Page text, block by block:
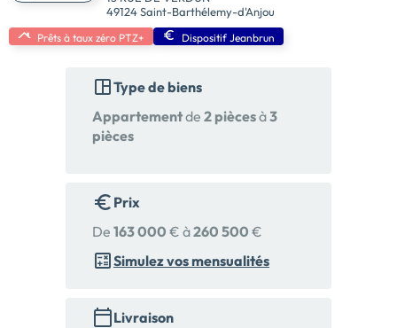
49124 Saint-Barthélemy-d'Anjou
Prêts à taux zéro PTZ+ Dispositif Jeanbrun
Type de biens
Appartementde 2 piècesà3
pièces
Prix
De 163 000 € à260 500 €
Simulez vos mensualités
Livraison